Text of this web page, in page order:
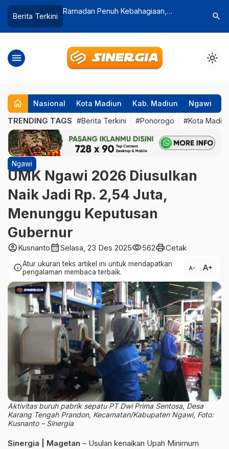
Berita Terkini
di Mall
Disnakerperin Madiun Dorong Industri
Kotasearch
menu light_mode
home Nasional Kota Madiun Kab. Madiun Ngawi
TRENDING TAGS #Berita Terkini #Ponorogo #Kota
Ngawi
UMK Ngawi 2026 Diusulkan
Naik Jadi Rp. 2,54 Juta,
Menunggu Keputusan
Gubernur
account_circleKusnantocalendar_monthSelasa, 23 Des 2025visibility562printCetak
infoAtur ukuran teks artikel ini untuk mendapatkan
pengalaman membaca terbaik.
text_decrease text_increase
Aktivitas buruh pabrik sepatu PT Dwi Prima Sentosa, Desa
Karang Tengah Prandon, Kecamatan/Kabupaten Ngawi, Foto:
Kusnanto – Sinergia
Sinergia | Magetan – Usulan kenaikan Upah Minimum